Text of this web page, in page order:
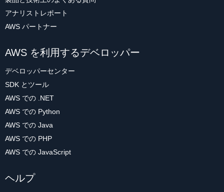
アナリストレポート
AWS パートナー
AWS を利用するデベロッパー
デベロッパーセンター
SDK とツール
AWS での .NET
AWS での Python
AWS での Java
AWS での PHP
AWS での JavaScript
ヘルプ